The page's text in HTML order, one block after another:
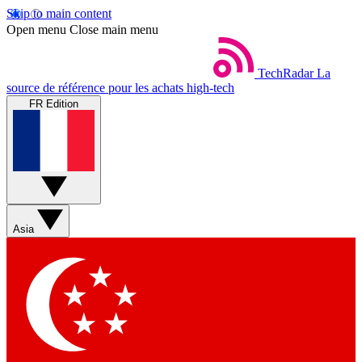
Skip to main content
Open menu Close main menu
TechRadar La
source de référence pour les achats high-tech
FR Edition
Asia